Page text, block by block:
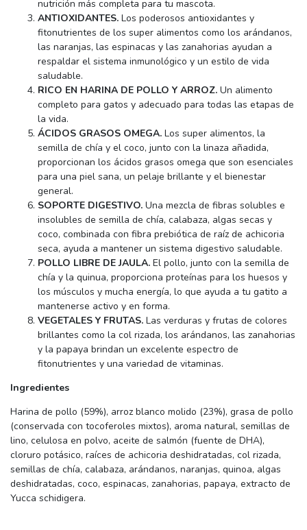
nutrición más completa para tu mascota.
ANTIOXIDANTES. Los poderosos antioxidantes y
fitonutrientes de los super alimentos como los arándanos,
las naranjas, las espinacas y las zanahorias ayudan a
respaldar el sistema inmunológico y un estilo de vida
saludable.
RICO EN HARINA DE POLLO Y ARROZ. Un alimento
completo para gatos y adecuado para todas las etapas de
la vida.
ÁCIDOS GRASOS OMEGA. Los super alimentos, la
semilla de chía y el coco, junto con la linaza añadida,
proporcionan los ácidos grasos omega que son esenciales
para una piel sana, un pelaje brillante y el bienestar
general.
SOPORTE DIGESTIVO. Una mezcla de fibras solubles e
insolubles de semilla de chía, calabaza, algas secas y
coco, combinada con fibra prebiótica de raíz de achicoria
seca, ayuda a mantener un sistema digestivo saludable.
POLLO LIBRE DE JAULA. El pollo, junto con la semilla de
chía y la quinua, proporciona proteínas para los huesos y
los músculos y mucha energía, lo que ayuda a tu gatito a
mantenerse activo y en forma.
VEGETALES Y FRUTAS. Las verduras y frutas de colores
brillantes como la col rizada, los arándanos, las zanahorias
y la papaya brindan un excelente espectro de
fitonutrientes y una variedad de vitaminas.
Ingredientes
Harina de pollo (59%), arroz blanco molido (23%), grasa de pollo
(conservada con tocoferoles mixtos), aroma natural, semillas de
lino, celulosa en polvo, aceite de salmón (fuente de DHA),
cloruro potásico, raíces de achicoria deshidratadas, col rizada,
semillas de chía, calabaza, arándanos, naranjas, quinoa, algas
deshidratadas, coco, espinacas, zanahorias, papaya, extracto de
Yucca schidigera.